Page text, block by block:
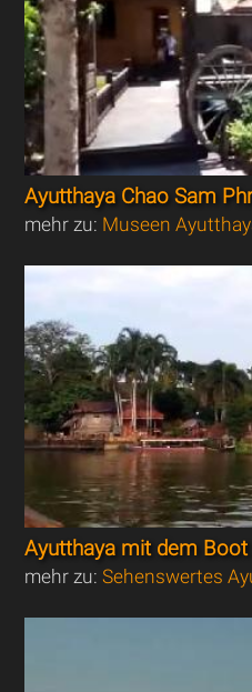
Ayutthaya Chao Sam
mehr zu: Museen
Ayutthaya mit dem Boot
mehr zu:Sehenswertes